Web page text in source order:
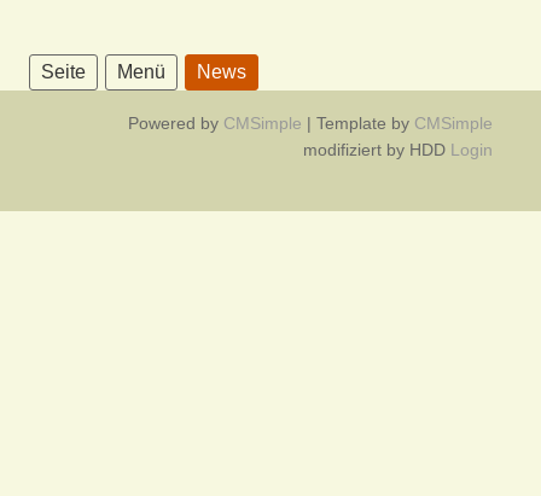
Seite Menü News
Powered by CMSimple | Template by CMSimple
modifiziert by HDD Login